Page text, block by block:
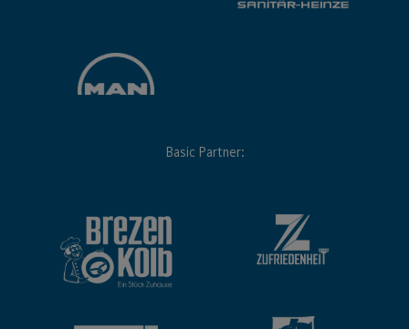
Basic Partner: